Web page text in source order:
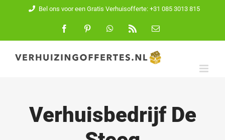
inhoud
Bel ons voor een Gratis Verhuisofferte: +31 085 3013 815
FacebookPinterest WhatsApp
E-
Verhuisbedrijf De